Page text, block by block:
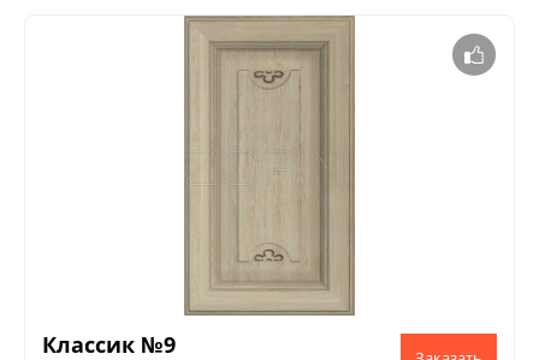
Классик №9